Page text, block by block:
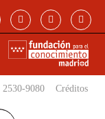
2530-9080 Créditos